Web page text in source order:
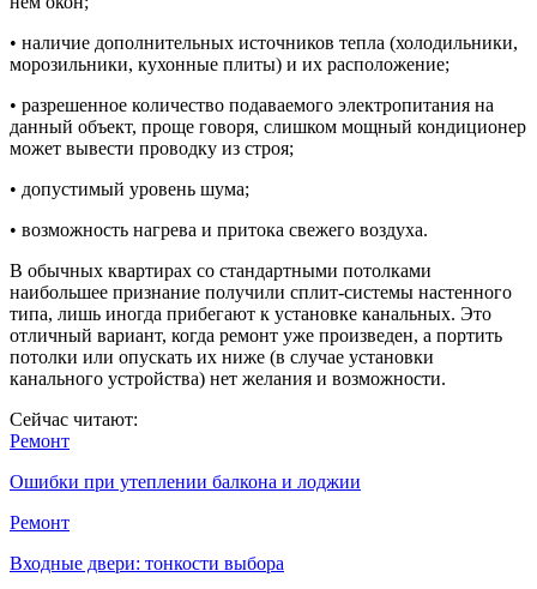
• наличие дополнительных источников тепла (холодильники,
морозильники, кухонные плиты) и их расположение;
• разрешенное количество подаваемого электропитания на
данный объект, проще говоря, слишком мощный кондиционер
может вывести проводку из строя;
• допустимый уровень шума;
• возможность нагрева и притока свежего воздуха.
В обычных квартирах со стандартными потолками
наибольшее признание получили сплит-системы настенного
типа, лишь иногда прибегают к установке канальных. Это
отличный вариант, когда ремонт уже произведен, а портить
потолки или опускать их ниже (в случае установки
канального устройства) нет желания и возможности.
Сейчас читают:
Ремонт
Ошибки при утеплении балкона и лоджии
Ремонт
Входные двери: тонкости выбора